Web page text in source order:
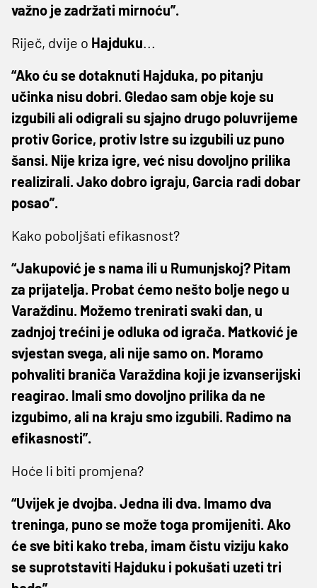
važno je zadržati mirnoću”.
Riječ, dvije o Hajduku...
“Ako ću se dotaknuti Hajduka, po pitanju
učinka nisu dobri. Gledao sam obje koje su
izgubili ali odigrali su sjajno drugo poluvrijeme
protiv Gorice, protiv Istre su izgubili uz puno
šansi. Nije kriza igre, već nisu dovoljno prilika
realizirali. Jako dobro igraju, Garcia radi dobar
posao”.
Kako poboljšati efikasnost?
“Jakupović je s nama ili u Rumunjskoj? Pitam
za prijatelja. Probat ćemo nešto bolje nego u
Varaždinu. Možemo trenirati svaki dan, u
zadnjoj trećini je odluka od igrača. Matković je
svjestan svega, ali nije samo on. Moramo
pohvaliti braniča Varaždina koji je izvanserijski
reagirao. Imali smo dovoljno prilika da ne
izgubimo, ali na kraju smo izgubili. Radimo na
efikasnosti”.
Hoće li biti promjena?
“Uvijek je dvojba. Jedna ili dva. Imamo dva
treninga, puno se može toga promijeniti. Ako
će sve biti kako treba, imam čistu viziju kako
se suprotstaviti Hajduku i pokušati uzeti tri